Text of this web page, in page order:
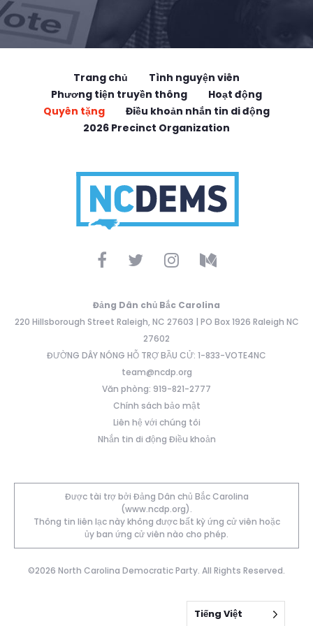
Trang chủ
Tình nguyện viên
Phương tiện truyền thông
Hoạt động
Quyên tặng
Điều khoản nhắn tin di động
2026 Precinct Organization
Đảng Dân chủ Bắc Carolina
220 Hillsborough Street Raleigh, NC 27603 | PO Box 1926 Raleigh NC
27602
ĐƯỜNG DÂY NÓNG HỖ TRỢ BẦU CỬ: 1-833-VOTE4NC
team@ncdp.org
Văn phòng: 919-821-2777
Chính sách bảo mật
Liên hệ với chúng tôi
Nhắn tin di động Điều khoản
Được tài trợ bởi Đảng Dân chủ Bắc Carolina
(www.ncdp.org).
Thông tin liên lạc này không được bất kỳ ứng cử viên hoặc
ủy ban ứng cử viên nào cho phép.
©2026 North Carolina Democratic Party. All Rights Reserved.
Tiếng Việt